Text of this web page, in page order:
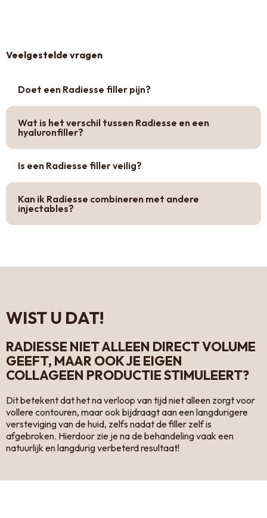
Veelgestelde vragen
Doet een Radiesse filler pijn?
Wat is het verschil tussen Radiesse en een
hyaluronfiller?
Is een Radiesse filler veilig?
Kan ik Radiesse combineren met andere
injectables?
WIST U DAT!
RADIESSE NIET ALLEEN DIRECT VOLUME
GEEFT, MAAR OOK JE EIGEN
COLLAGEEN PRODUCTIE STIMULEERT?
Dit betekent dat het na verloop van tijd niet alleen zorgt voor
vollere contouren, maar ook bijdraagt aan een langdurigere
versteviging van de huid, zelfs nadat de filler zelf is
afgebroken. Hierdoor zie je na de behandeling vaak een
natuurlijk en langdurig verbeterd resultaat!